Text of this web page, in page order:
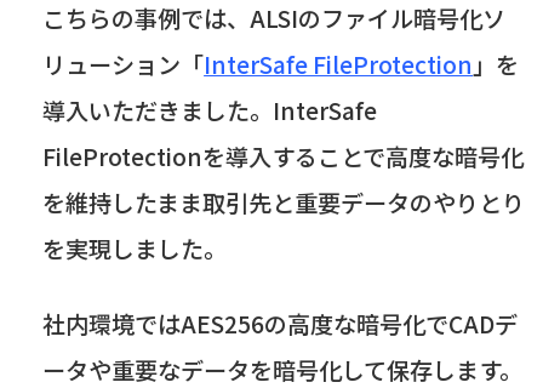
こちらの事例では、ALSIのファイル暗号化ソ
リューション「InterSafe FileProtection 」を
導入いただきました。 InterSafe
FileProtectionを導入することで高度な暗号化
を維持したまま取引先と重要データのやりとり
を実現しました。
社内環境ではAES256の高度な暗号化でCADデ
ータや重要なデータを暗号化して保存します。